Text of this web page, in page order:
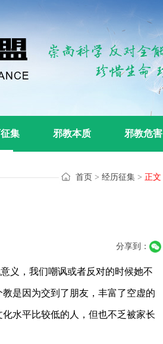
集 邪教本质 邪教危害
首页 > 经历征集 > 正文
分享到：
义，我们嘲讽或者反对的时候她不
是因为交到了朋友，丰富了空虚的
水平比较低的人，但也不乏被家长